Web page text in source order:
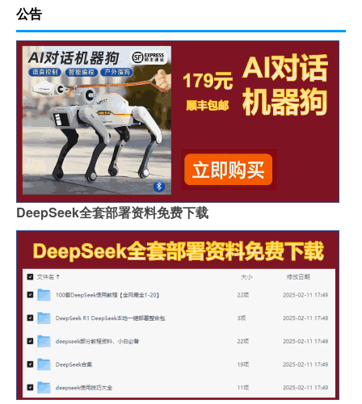
公告
DeepSeek全套部署资料免费下载